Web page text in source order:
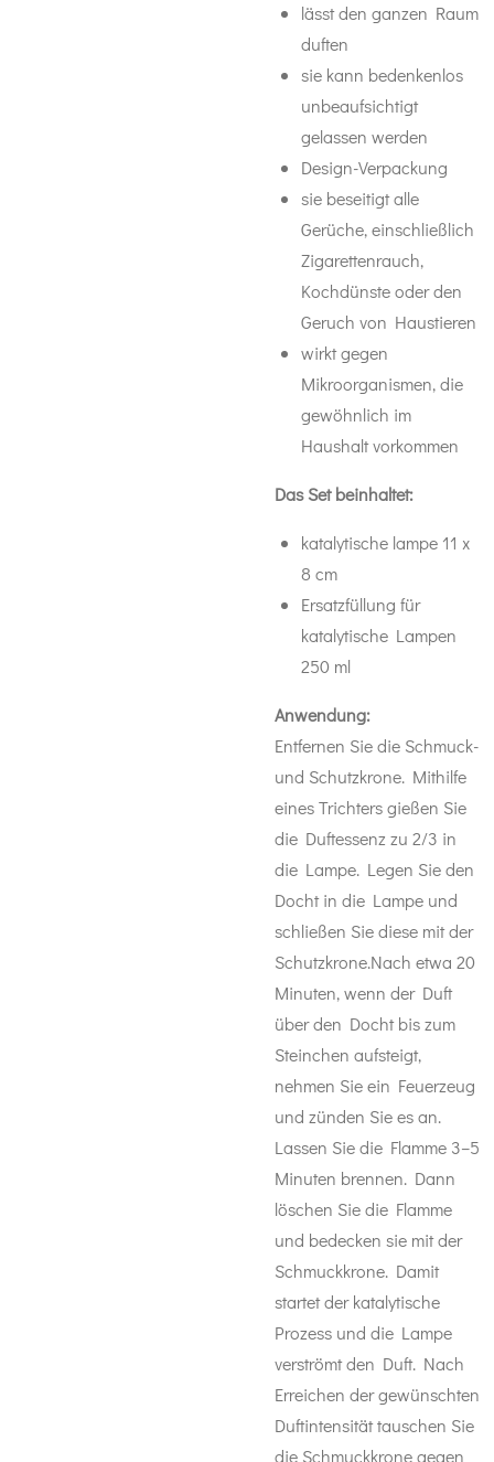
lässt den ganzen Raum
duften
sie kann bedenkenlos
unbeaufsichtigt
gelassen werden
Design-Verpackung
sie beseitigt alle
Gerüche, einschließlich
Zigarettenrauch,
Kochdünste oder den
Geruch von Haustieren
wirkt gegen
Mikroorganismen, die
gewöhnlich im
Haushalt vorkommen
Das Set beinhaltet:
katalytische lampe 11 x
8 cm
Ersatzfüllung für
katalytische Lampen
250 ml
Anwendung:
Entfernen Sie die Schmuck-
und Schutzkrone. Mithilfe
eines Trichters gießen Sie
die Duftessenz zu 2/3 in
die Lampe. Legen Sie den
Docht in die Lampe und
schließen Sie diese mit der
Schutzkrone.Nach etwa 20
Minuten, wenn der Duft
über den Docht bis zum
Steinchen aufsteigt,
nehmen Sie ein Feuerzeug
und zünden Sie es an.
Lassen Sie die Flamme 3–5
Minuten brennen. Dann
löschen Sie die Flamme
und bedecken sie mit der
Schmuckkrone. Damit
startet der katalytische
Prozess und die Lampe
verströmt den Duft. Nach
Erreichen der gewünschten
Duftintensität tauschen Sie
die Schmuckkrone gegen